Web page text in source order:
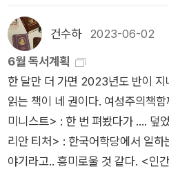
는 언어.(173)”“외국인 화자는 한
소리를 구별하기 어려워한다고 배웠
는 경우 외국인 화자에게 ‘ㅋ,ㅌ,ㅍ,
서 외국인들이 ‘감사합니다’를 ‘캄
치’를 ‘킴치’라고 말하는 것이다.
치’를 말할 때 ‘킴치’라고 발음하는
할 때 ‘캄사합니다’라고 발음하는
이 ‘배트’를 말하면 외국인의 귀에
커’를 말하면 ‘초커’라고 들리는
당신이 을이고, 바로 옆에 의기양
강사들이 병이고, 나와 같은 평강사
강평으로 우리를 자르겠다고 위협
는 거고, 여기 있는 강사들은 위협
비위에 맞춰 멍청한 이야기만 하고
고. - page 120 ~ 121​고학력 비정
지만 비정규직 여성들의 일하는 이
야기더 정확히 하자면 우리 현실
런 책도 사게 되고 (작가님을 내가
성주의책같이읽기책 11월책 <파
이 책 사면서 샀다.읽은 책은.. 완독한 책
티처> <인간 문제>는 별로 쓸 말
좋아서 안 쓰고 넘어갔고 미괴오똑
쓰느라 재독했다. 대체 6월에 뭐
녀왔고 바쁘기도 했고 컨디션도 안
았다고 요약할 수 있겠다. 손댄 책
건수하2023-06-02
6월 독서계획
한 달만 더 가면 2023년도 반이 지
읽는 책이 네 권이다. 여성주의책함께읽기 6월책 <법정에 선 페
미니스트> : 한 번 펴봤다가 .... 덮
리안 티처> : 한국어학당에서 일하
야기라고.. 흥미로울 것 같다. <인